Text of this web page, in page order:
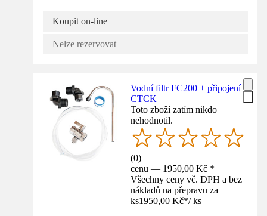
Koupit on-line
Nelze rezervovat
Vodní filtr FC200 + připojení
CTCK
Toto zboží zatím nikdo
nehodnotil.
(0)
cenu — 1950,00 Kč *
Všechny ceny vč. DPH a bez
nákladů na přepravu za
ks1950,00 Kč*/ ks